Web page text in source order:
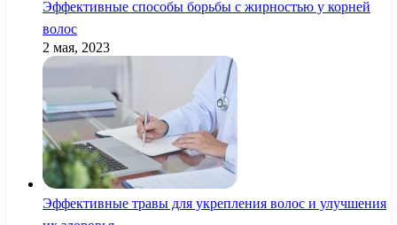
Эффективные способы борьбы с жирностью у корней
волос
2 мая, 2023
Эффективные травы для укрепления волос и улучшения